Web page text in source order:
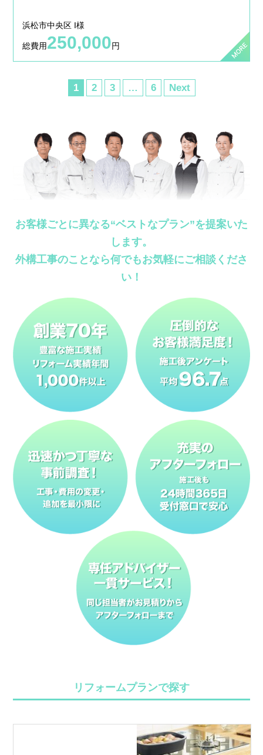
浜松市中央区 I様
総費用250,000円
1 2 3 … 6 Next
お客様ごとに異なる“ベストなプラン”を提案いた
します。
外構工事のことなら何でもお気軽にご相談くださ
い！
リフォームプランで探す